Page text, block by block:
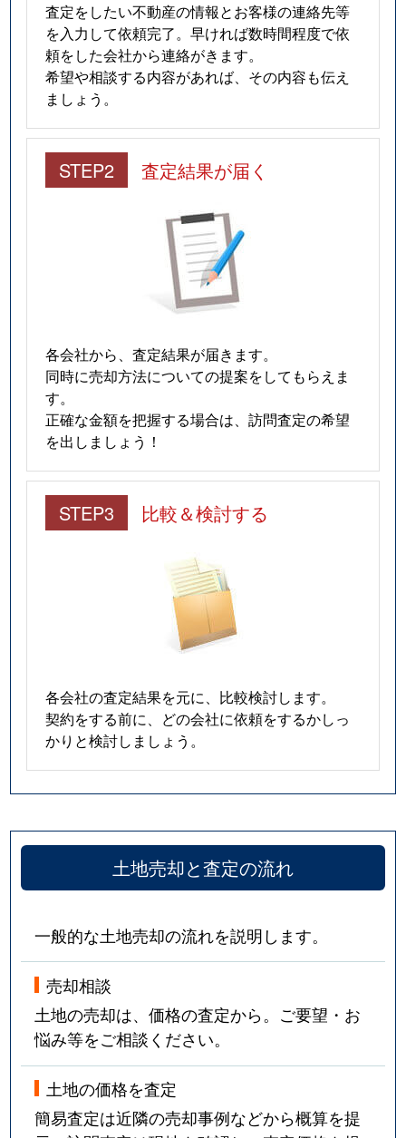
査定をしたい不動産の情報とお客様の連絡先等
を入力して依頼完了。早ければ数時間程度で依
頼をした会社から連絡がきます。
希望や相談する内容があれば、その内容も伝え
ましょう。
STEP2 査定結果が届く
各会社から、査定結果が届きます。
同時に売却方法についての提案をしてもらえま
す。
正確な金額を把握する場合は、訪問査定の希望
を出しましょう！
STEP3 比較＆検討する
各会社の査定結果を元に、比較検討します。
契約をする前に、どの会社に依頼をするかしっ
かりと検討しましょう。
土地売却と査定の流れ
一般的な土地売却の流れを説明します。
売却相談
土地の売却は、価格の査定から。ご要望・お
悩み等をご相談ください。
土地の価格を査定
簡易査定は近隣の売却事例などから概算を提